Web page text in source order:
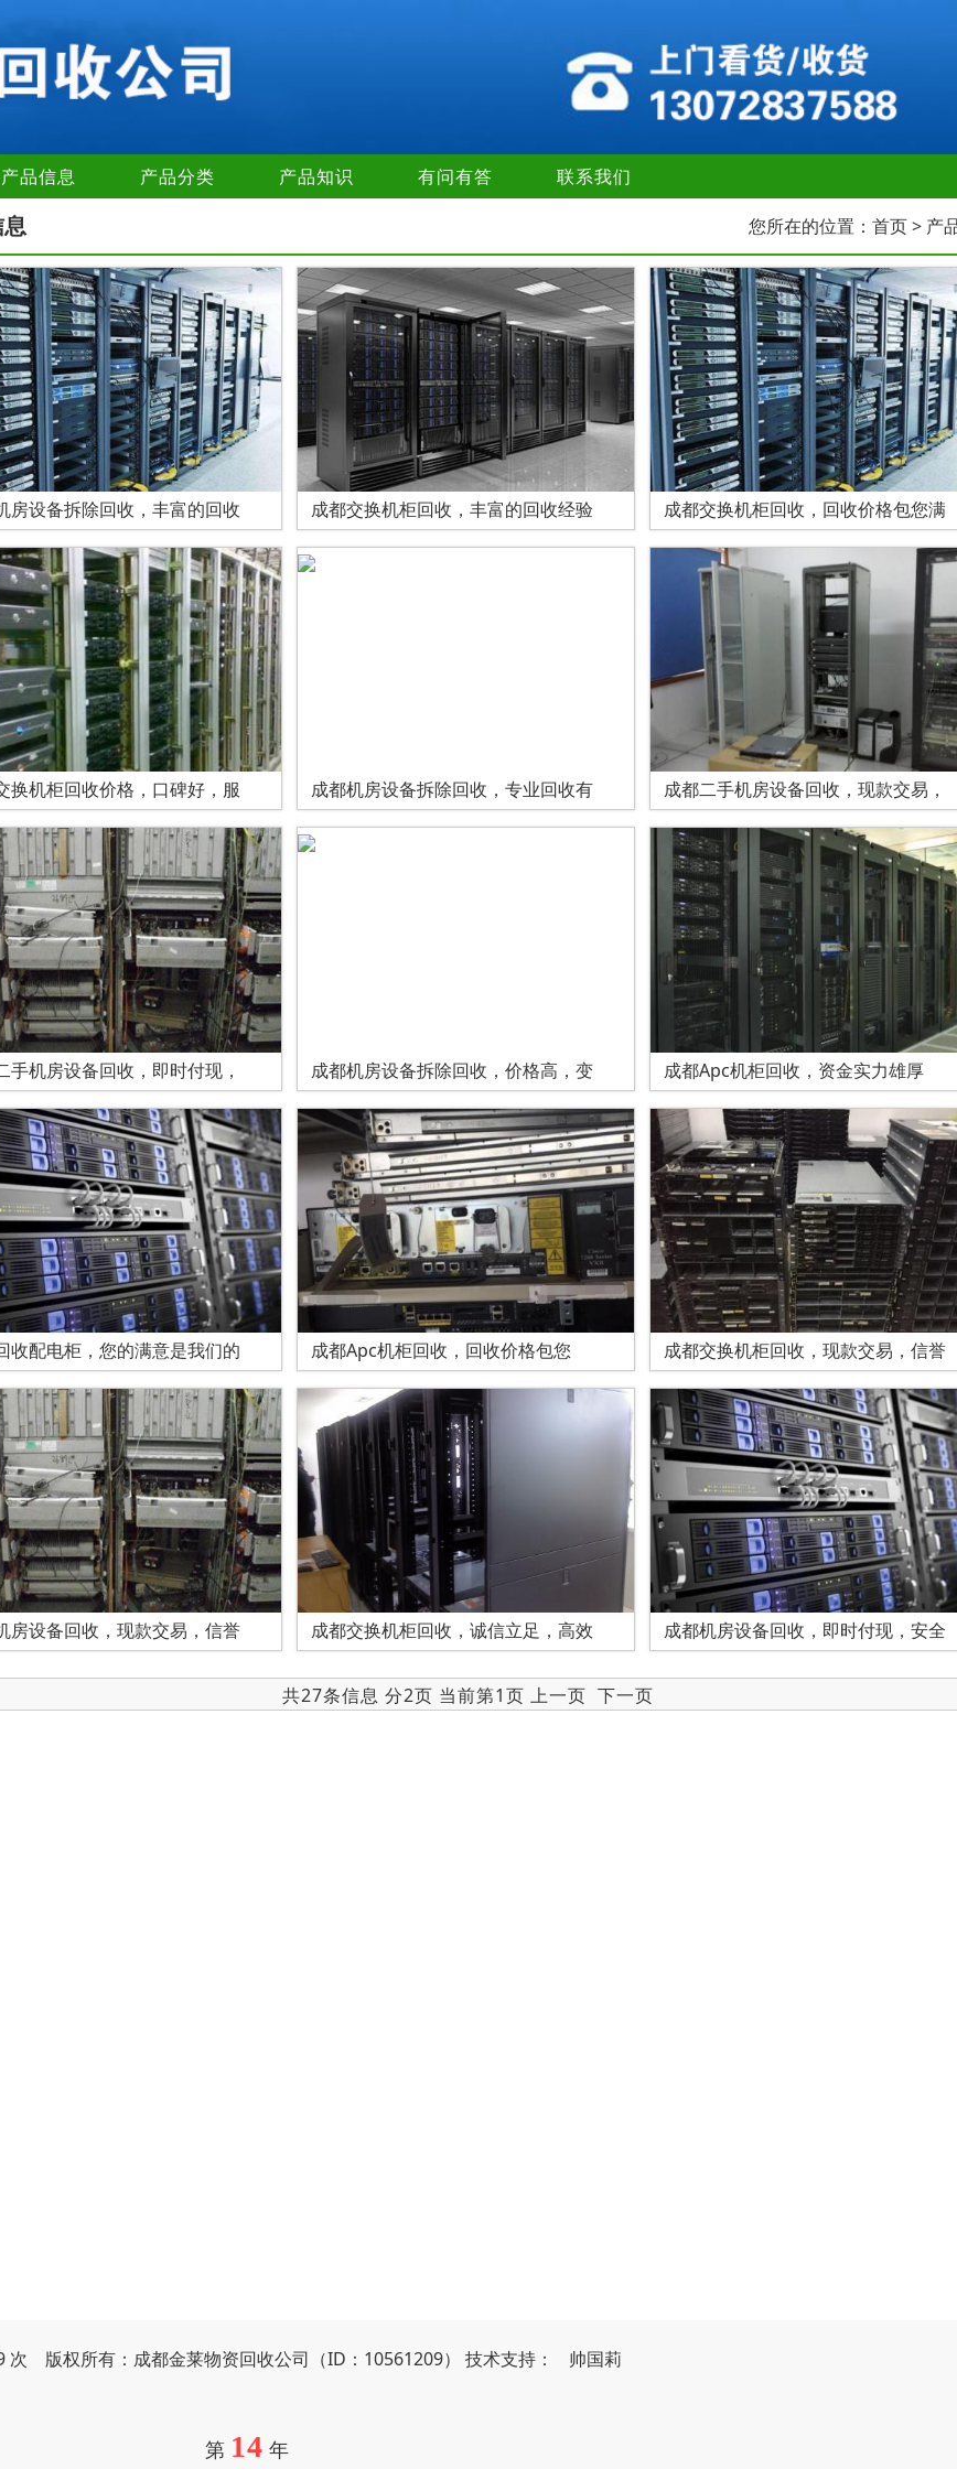
产品信息 产品分类 产品知识 有问有答 联系我们
您所在的位置： 首页> 产
房设备拆除回收，丰富的回收 成都交换机柜回收，丰富的回收经验 成都交换机柜回收，回收价格包您满
换机柜回收价格，口碑好，服 成都机房设备拆除回收，专业回收有 成都二手机房设备回收，现款交易，
手机房设备回收，即时付现， 成都机房设备拆除回收，价格高，变 成都Apc机柜回收，资金实力雄厚
收配电柜，您的满意是我们的 成都Apc机柜回收，回收价格包您 成都交换机柜回收，现款交易，信誉
房设备回收，现款交易，信誉 成都交换机柜回收，诚信立足，高效 成都机房设备回收，即时付现，安全
共27条信息 分2页 当前第1页 上一页 下一页
次 版权所有：成都金莱物资回收公司（ID：10561209） 技术支持 ： 帅国莉
第 14 年